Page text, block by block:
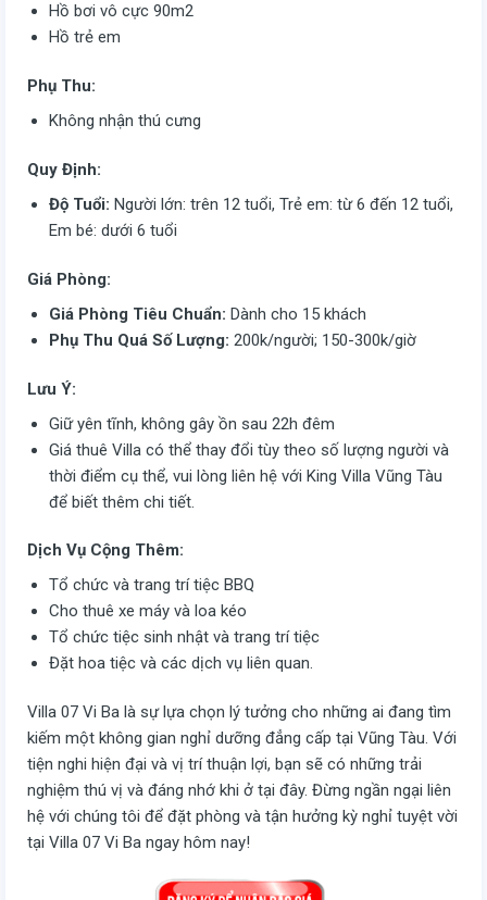
Hồ bơi vô cực 90m2
Hồ trẻ em
Phụ Thu:
Không nhận thú cưng
Quy Định:
Độ Tuổi: Người lớn: trên 12 tuổi, Trẻ em: từ 6 đến 12 tuổi,
Em bé: dưới 6 tuổi
Giá Phòng:
Giá Phòng Tiêu Chuẩn: Dành cho 15 khách
Phụ Thu Quá Số Lượng: 200k/người; 150-300k/giờ
Lưu Ý:
Giữ yên tĩnh, không gây ồn sau 22h đêm
Giá thuê Villa có thể thay đổi tùy theo số lượng người và
thời điểm cụ thể, vui lòng liên hệ với King Villa Vũng Tàu
để biết thêm chi tiết.
Dịch Vụ Cộng Thêm:
Tổ chức và trang trí tiệc BBQ
Cho thuê xe máy và loa kéo
Tổ chức tiệc sinh nhật và trang trí tiệc
Đặt hoa tiệc và các dịch vụ liên quan.
Villa 07 Vi Ba là sự lựa chọn lý tưởng cho những ai đang tìm
kiếm một không gian nghỉ dưỡng đẳng cấp tại Vũng Tàu. Với
tiện nghi hiện đại và vị trí thuận lợi, bạn sẽ có những trải
nghiệm thú vị và đáng nhớ khi ở tại đây. Đừng ngần ngại liên
hệ với chúng tôi để đặt phòng và tận hưởng kỳ nghỉ tuyệt vời
tại Villa 07 Vi Ba ngay hôm nay!